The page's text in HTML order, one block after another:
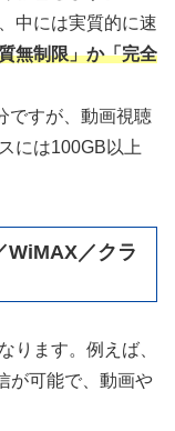
中には実質的に速
無制限」か「完全
ですが、動画視聴
には100GB以上
WiMAX／クラ
ります。例えば、
が可能で、動画や